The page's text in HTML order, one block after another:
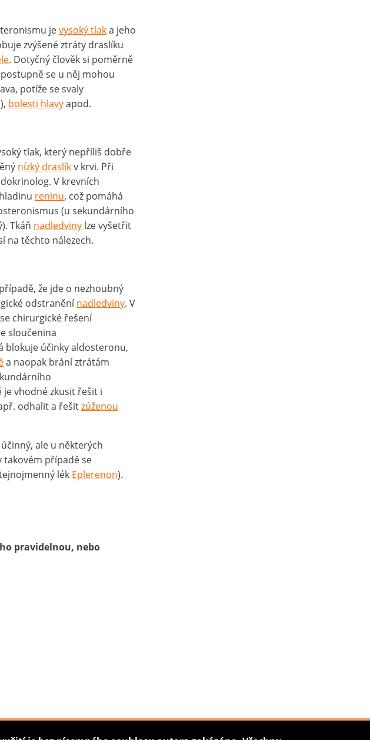
jevysoký tlaka jeho
zvýšené ztráty draslíku
. Dotyčný člověk si poměrně
se u něj mohou
potíže se svaly
), bolesti hlavyapod.
tlak, který nepříliš dobře
nízký draslíkv krvi. Při
V krevních
reninu, což pomáhá
(u sekundárního
Tkáň nadledviny lze vyšetřit
na těchto nálezech.
že jde o nezhoubný
odstraněnínadledviny. V
chirurgické řešení
sloučenina
blokuje účinky aldosteronu,
a naopak brání ztrátám
vhodné zkusit řešit i
odhalit a řešitzúženou
ale u některých
takovém případě se
lék Eplerenon).
pravidelnou, nebo